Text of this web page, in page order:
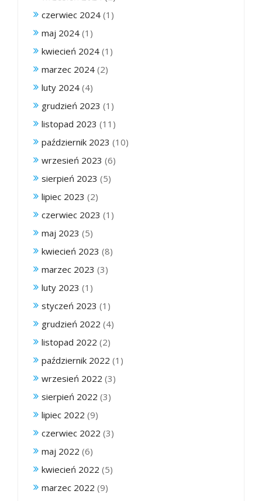
czerwiec 2024 (1)
maj 2024 (1)
kwiecień 2024 (1)
marzec 2024 (2)
luty 2024 (4)
grudzień 2023 (1)
listopad 2023 (11)
październik 2023 (10)
wrzesień 2023 (6)
sierpień 2023 (5)
lipiec 2023 (2)
czerwiec 2023 (1)
maj 2023 (5)
kwiecień 2023 (8)
marzec 2023 (3)
luty 2023 (1)
styczeń 2023 (1)
grudzień 2022 (4)
listopad 2022 (2)
październik 2022 (1)
wrzesień 2022 (3)
sierpień 2022 (3)
lipiec 2022 (9)
czerwiec 2022 (3)
maj 2022 (6)
kwiecień 2022 (5)
marzec 2022 (9)